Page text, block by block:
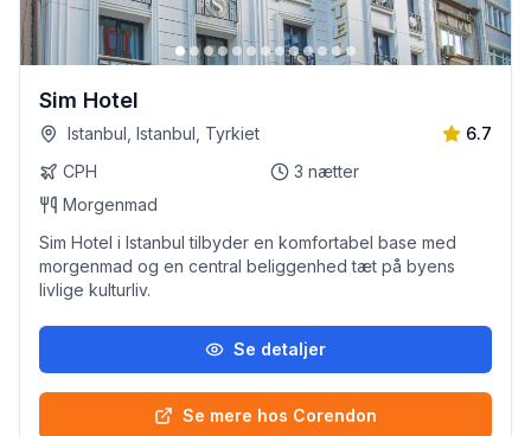
Sim Hotel
Istanbul, Istanbul, Tyrkiet
6.7
CPH
3 nætter
Morgenmad
Sim Hotel i Istanbul tilbyder en komfortabel base med
morgenmad og en central beliggenhed tæt på byens
livlige kulturliv.
Se detaljer
Se mere hos Corendon